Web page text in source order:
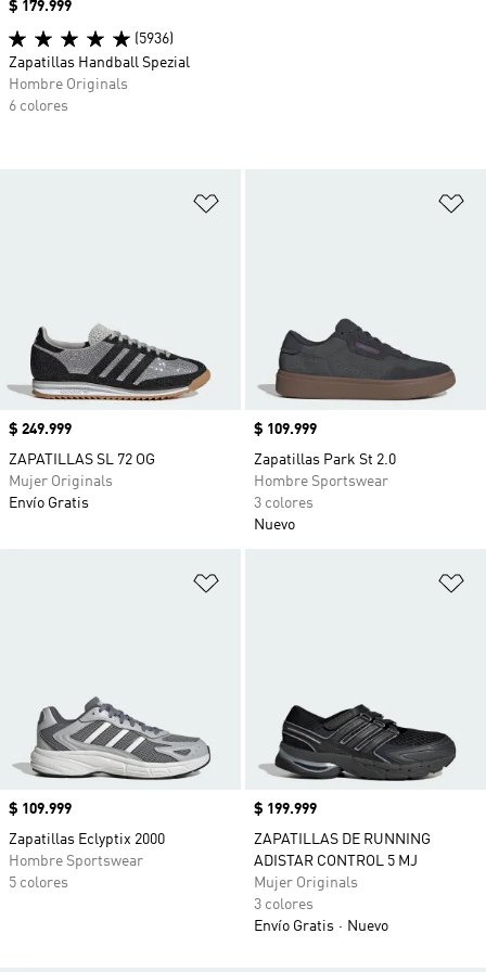
Precio
$ 249.999
ZAPATILLAS SL 72 OG
Mujer Originals
Envío Gratis
Precio
$ 109.999
Zapatillas Park St 2.0
Hombre Sportswear
3 colores
Nuevo
Precio
$ 109.999
Zapatillas Eclyptix 2000
Hombre Sportswear
5 colores
Precio
$ 199.999
ZAPATILLAS DE RUNNING
ADISTAR CONTROL 5 MJ
Mujer Originals
3 colores
Envío Gratis
Nuevo
Precio
$ 179.999
(5936)
Zapatillas Handball Spezial
Hombre Originals
6 colores